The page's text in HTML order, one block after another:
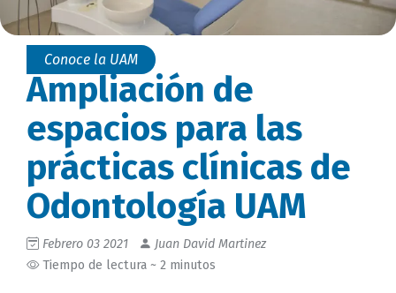
Conoce la UAM
Ampliación de
espacios para las
prácticas clínicas de
Odontología UAM
Febrero 03 2021
Juan David Martinez
Tiempo de lectura ~ 2 minutos